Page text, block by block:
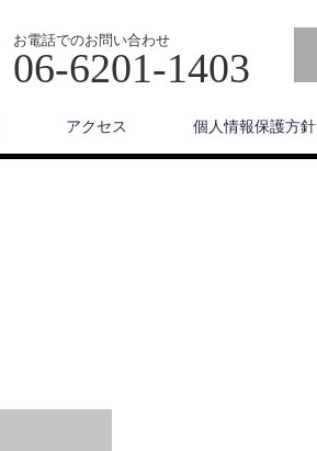
お電話でのお問い合わせ
06-6201-1403
アクセス 個人情報保護方針